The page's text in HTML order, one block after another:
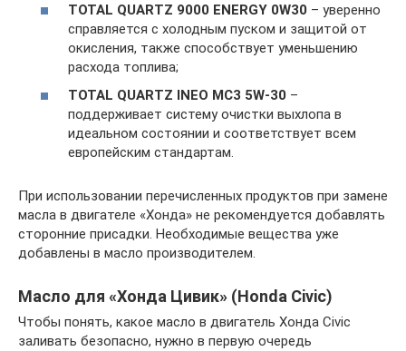
TOTAL QUARTZ 9000 ENERGY 0W30 – уверенно
справляется с холодным пуском и защитой от
окисления, также способствует уменьшению
расхода топлива;
TOTAL QUARTZ INEO MC3 5W-30 –
поддерживает систему очистки выхлопа в
идеальном состоянии и соответствует всем
европейским стандартам.
При использовании перечисленных продуктов при замене
масла в двигателе «Хонда» не рекомендуется добавлять
сторонние присадки. Необходимые вещества уже
добавлены в масло производителем.
Масло для «Хонда Цивик» (Honda Civic)
Чтобы понять, какое масло в двигатель Хонда Civic
заливать безопасно, нужно в первую очередь